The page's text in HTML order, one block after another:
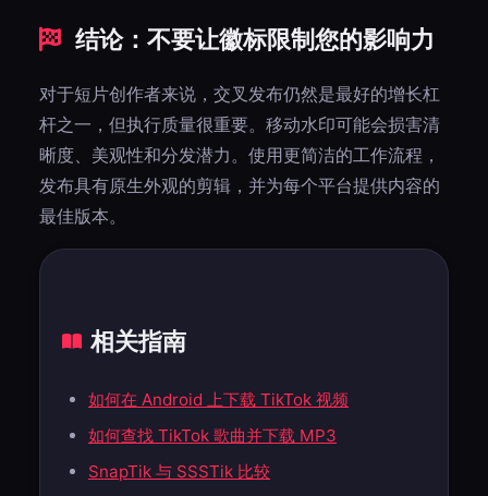
结论：不要让徽标限制您的影响力
对于短片创作者来说，交叉发布仍然是最好的增长杠
杆之一，但执行质量很重要。移动水印可能会损害清
晰度、美观性和分发潜力。使用更简洁的工作流程，
发布具有原生外观的剪辑，并为每个平台提供内容的
最佳版本。
相关指南
如何在 Android 上下载 TikTok 视频
如何查找 TikTok 歌曲并下载 MP3
SnapTik 与 SSSTik 比较